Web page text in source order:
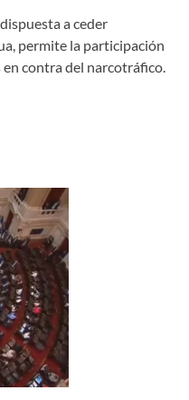
a ceder
permite la participación
contra del narcotráfico.